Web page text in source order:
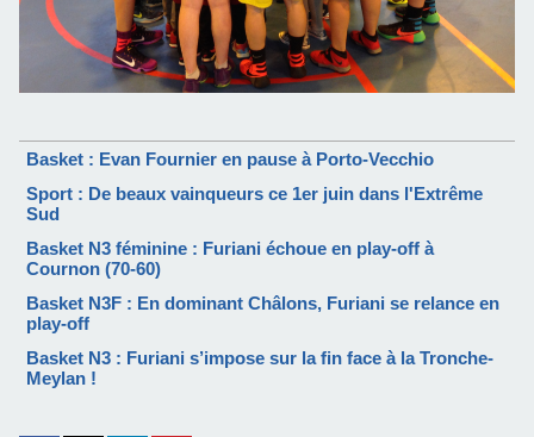
Basket : Evan Fournier en pause à Porto-Vecchio
Sport : De beaux vainqueurs ce 1er juin dans l'Extrême
Sud
Basket N3 féminine : Furiani échoue en play-off à
Cournon (70-60)
Basket N3F : En dominant Châlons, Furiani se relance en
play-off
Basket N3 : Furiani s’impose sur la fin face à la Tronche-
Meylan !